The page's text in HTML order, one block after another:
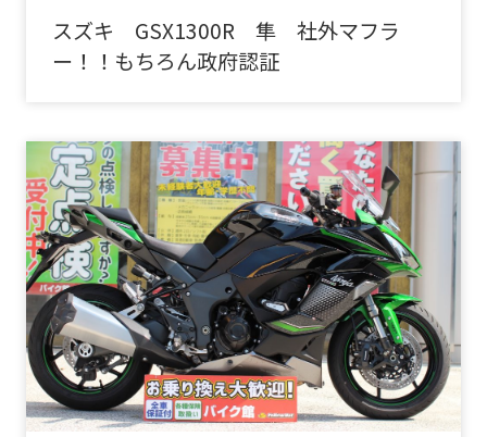
スズキ GSX1300R 隼 社外マフラ
ー！！もちろん政府認証